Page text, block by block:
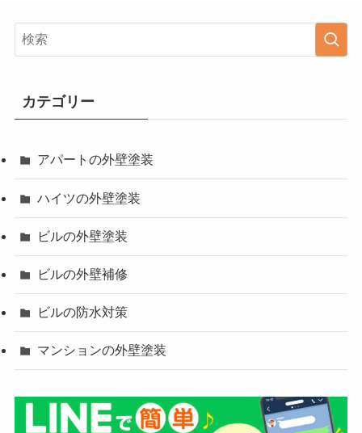
カテゴリー
アパートの外壁塗装
ハイツの外壁塗装
ビルの外壁塗装
ビルの外壁補修
ビルの防水対策
マンションの外壁塗装